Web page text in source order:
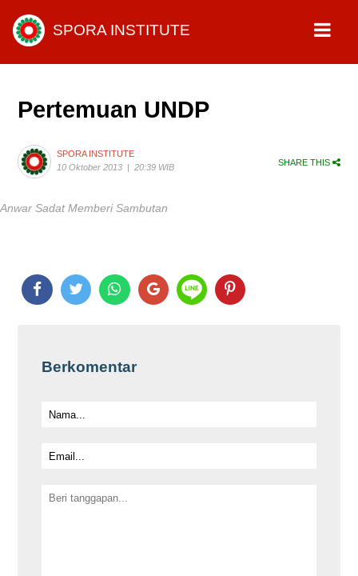
SPORA INSTITUTE
Pertemuan UNDP
SPORA INSTITUTE
10 Oktober 2013 | 20:39 WIB SHARE THIS
Anwar Sadat Memberi Sambutan
Berkomentar